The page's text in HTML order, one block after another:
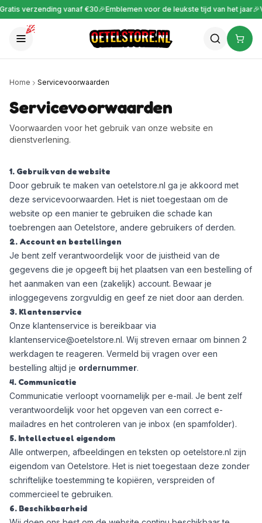
verzending vanaf €30🎉Emblemen voor de leukste tijd van het jaar🎉
Home Servicevoorwaarden
Servicevoorwaarden
Voorwaarden voor het gebruik van onze website en
dienstverlening.
1. Gebruik van de website
Door gebruik te maken van oetelstore.nl ga je akkoord met
deze servicevoorwaarden. Het is niet toegestaan om de
website op een manier te gebruiken die schade kan
toebrengen aan Oetelstore, andere gebruikers of derden.
2. Account en bestellingen
Je bent zelf verantwoordelijk voor de juistheid van de
gegevens die je opgeeft bij het plaatsen van een bestelling of
het aanmaken van een (zakelijk) account. Bewaar je
inloggegevens zorgvuldig en geef ze niet door aan derden.
3. Klantenservice
Onze klantenservice is bereikbaar via
klantenservice@oetelstore.nl. Wij streven ernaar om binnen 2
werkdagen te reageren. Vermeld bij vragen over een
bestelling altijd je ordernummer.
4. Communicatie
Communicatie verloopt voornamelijk per e-mail. Je bent zelf
verantwoordelijk voor het opgeven van een correct e-
mailadres en het controleren van je inbox (en spamfolder).
5. Intellectueel eigendom
Alle ontwerpen, afbeeldingen en teksten op oetelstore.nl zijn
eigendom van Oetelstore. Het is niet toegestaan deze zonder
schriftelijke toestemming te kopiëren, verspreiden of
commercieel te gebruiken.
6. Beschikbaarheid